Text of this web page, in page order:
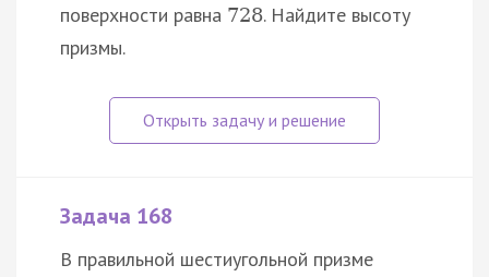
поверхности равна 728. Найдите высоту
призмы.
Задача 168
В правильной шестиугольной призме